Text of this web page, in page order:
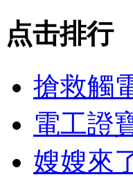
点击排行
搶救觸
電工證
嫂嫂來